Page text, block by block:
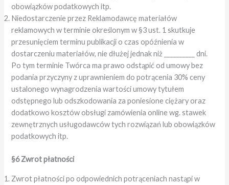
obowiązków podatkowych itp.
Niedostarczenie przez Reklamodawcę materiałów
reklamowych w terminie określonym w §3 ust. 1 skutkuje
przesunięciem terminu publikacji o czas opóźnienia w
dostarczeniu materiałów, nie dłużej jednak niż __________ dni.
Po tym terminie Twórca ma prawo odstąpić od umowy bez
podania przyczyny z uprawnieniem do potrącenia 30% ceny
ustalonego wynagrodzenia wartości umowy tytułem
odstępnego lub odszkodowania za poniesione ciężary oraz
dodatkowo kosztów obsługi zamówienia online wg. stawek
zewnętrznych usługodawców tych rozwiązań lub obowiązków
podatkowych itp.
§6 Zwrot płatności
Zwrot płatności po odpowiednich potrąceniach nastąpi w